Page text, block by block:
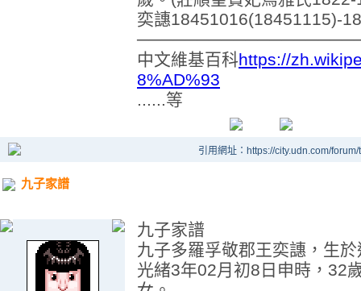
奕譓18451016(18451115)-
中文維基百科https://
8%AD%93
......等
引用網址：https://city.udn.com/
九子家譜
九子家譜
九子多羅孚敬郡王奕譓，生
光緒3年02月初8日申時，32